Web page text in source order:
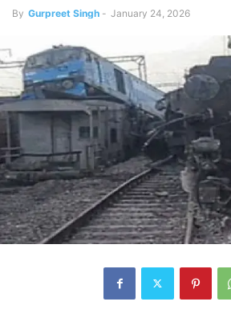
By Gurpreet Singh - January 24, 2026